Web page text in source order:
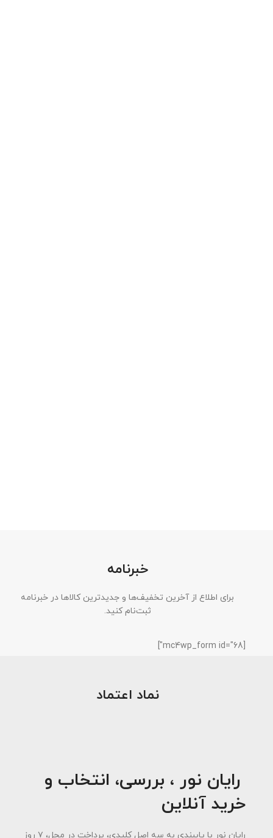
خبرنامه
برای اطلاع از آخرین تخفیف‌ها و جدیدترین کالاها در خبرنامه
ثبت‌نام کنید.
[mc4wp_form id="68"]
نماد اعتماد
رایان نور ، بررسی، انتخاب و
خرید آنلاین
رایان نور با پایبندی به سه اصل کلیدی، پرداخت در محل، ۷ روز